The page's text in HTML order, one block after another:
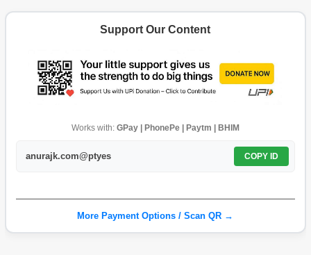
Support Our Content
Works with: GPay | PhonePe | Paytm | BHIM
anurajk.com@ptyes COPY ID
More Payment Options / Scan QR →